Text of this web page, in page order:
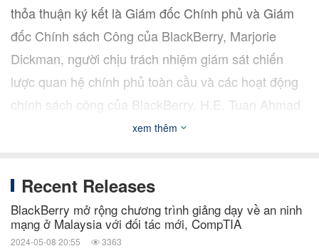
thỏa thuận ký kết là Giám đốc Chính phủ và Giám
đốc Chính sách Công của BlackBerry, Marjorie
Dickman, người chịu trách nhiệm giám sát chiến
lược quan hệ chính phủ toàn cầu và các hoạt động
chính sách công của BlackBerry, H.E. Tuan Ahmad
Fahmi bin Mohamed Fadzil, Bộ trưởng Bộ Truyền
thành viên khác của phái đoàn Malaysian tại Hội
nghị Thượng đỉnh Lãnh đạo APEC ởSan Francisco
xem thêm
Recent Releases
BlackBerry mở rộng chương trình giảng dạy về an ninh
mạng ở Malaysia với đối tác mới, CompTIA
2024-05-08 20:55 3363